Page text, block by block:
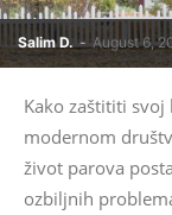
Salim D. - August 6,
Kako zaštititi
modernom
život parova
ozbiljnih